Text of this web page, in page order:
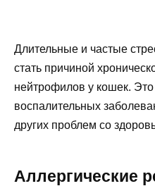
Длительные и частые
стать причиной
нейтрофилов у кошек.
воспалительных
других проблем со
Аллергические